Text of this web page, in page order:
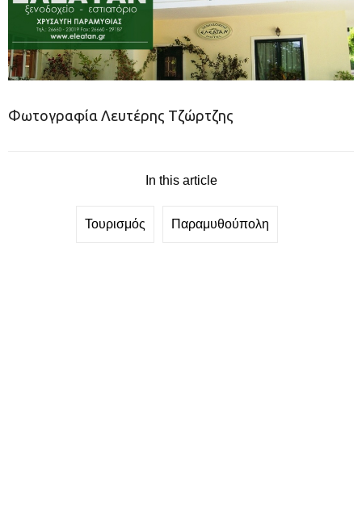
Φωτογραφία Λευτέρης Τζώρτζης
In this article
Τουρισμός Παραμυθούπολη